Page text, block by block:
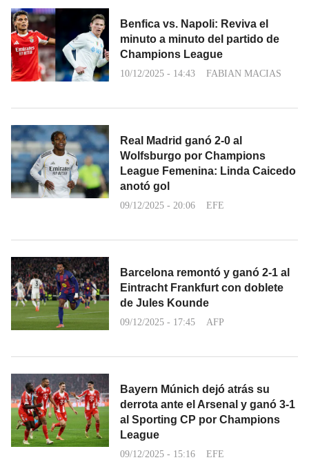
Benfica vs. Napoli: Reviva el
minuto a minuto del partido de
Champions League
10/12/2025 - 14:43 FABIAN MACIAS
Real Madrid ganó 2-0 al
Wolfsburgo por Champions
League Femenina: Linda Caicedo
anotó gol
09/12/2025 - 20:06 EFE
Barcelona remontó y ganó 2-1 al
Eintracht Frankfurt con doblete
de Jules Kounde
09/12/2025 - 17:45 AFP
Bayern Múnich dejó atrás su
derrota ante el Arsenal y ganó 3-1
al Sporting CP por Champions
League
09/12/2025 - 15:16 EFE